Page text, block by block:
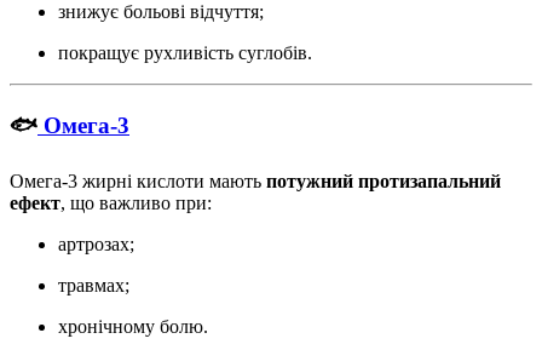
знижує больові відчуття;
покращує рухливість суглобів.
🐟 Омега-3
Омега-3 жирні кислоти мають потужний протизапальний
ефект, що важливо при:
артрозах;
травмах;
хронічному болю.